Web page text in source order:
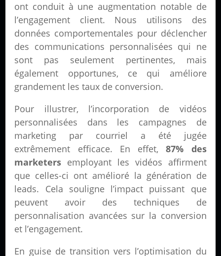
ont conduit à une augmentation notable de
l’engagement client. Nous utilisons des
données comportementales pour déclencher
des communications personnalisées qui ne
sont pas seulement pertinentes, mais
également opportunes, ce qui améliore
grandement les taux de conversion.
Pour illustrer, l’incorporation de vidéos
personnalisées dans les campagnes de
marketing par courriel a été jugée
extrêmement efficace. En effet,87% des
marketers employant les vidéos affirment
que celles-ci ont amélioré la génération de
leads. Cela souligne l’impact puissant que
peuvent avoir des techniques de
personnalisation avancées sur la conversion
et l’engagement.
En guise de transition vers l’optimisation du